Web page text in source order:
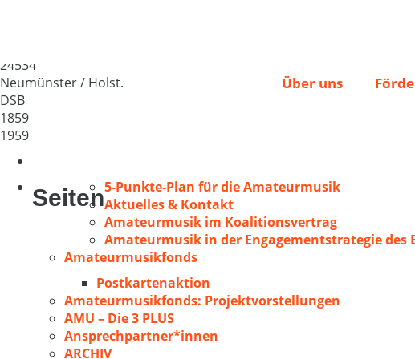
Über uns
24534
Neumünster / Holst.
DSB
1859
1959
Seiten5-Punkte-Plan für die Amateurmusik
Aktuelles & Kontakt
Amateurmusik im Koalitionsvertrag
Amateurmusik in der Engagementstrategie des
Amateurmusikfonds
Postkartenaktion
Amateurmusikfonds: Projektvorstellungen
AMU – Die 3 PLUS
Ansprechpartner*innen
ARCHIV